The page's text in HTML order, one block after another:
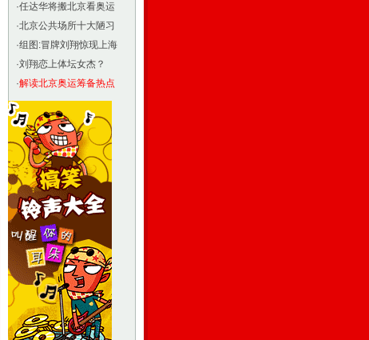
·任达华将搬北京看奥运
·北京公共场所十大陋习
·组图:冒牌刘翔惊现上海
·刘翔恋上体坛女杰？
·解读北京奥运筹备热点